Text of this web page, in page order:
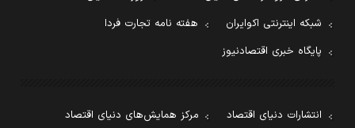
شبکه اینترنتی اکوایران
هفته نامه تجارت فردا
پایگاه خبری اقتصادنیوز
انتشارات دنیای اقتصاد
مرکز همایش‌های دنیای اقتصاد